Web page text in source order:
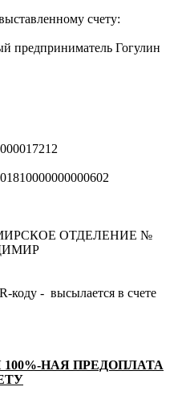
счету:
предприниматель Гогулин
ОТДЕЛЕНИЕ №
коду - высылается в счете
НАЯ ПРЕДОПЛАТА